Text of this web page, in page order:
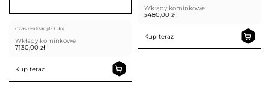
Czas realizacji1-3 dni
Wkłady kominkowe
7130,00 zł
Kup teraz
Wkłady kominkowe
5480,00 zł
Kup teraz